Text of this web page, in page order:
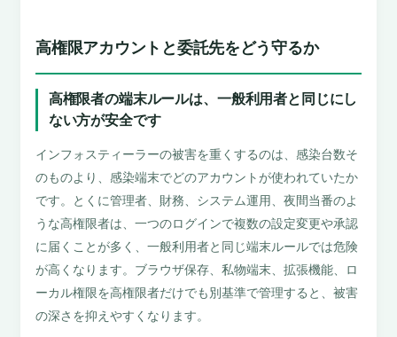
高権限アカウントと委託先をどう守るか
高権限者の端末ルールは、一般利用者と同じにし
ない方が安全です
インフォスティーラーの被害を重くするのは、感染台数そ
のものより、感染端末でどのアカウントが使われていたか
です。とくに管理者、財務、システム運用、夜間当番のよ
うな高権限者は、一つのログインで複数の設定変更や承認
に届くことが多く、一般利用者と同じ端末ルールでは危険
が高くなります。ブラウザ保存、私物端末、拡張機能、ロ
ーカル権限を高権限者だけでも別基準で管理すると、被害
の深さを抑えやすくなります。